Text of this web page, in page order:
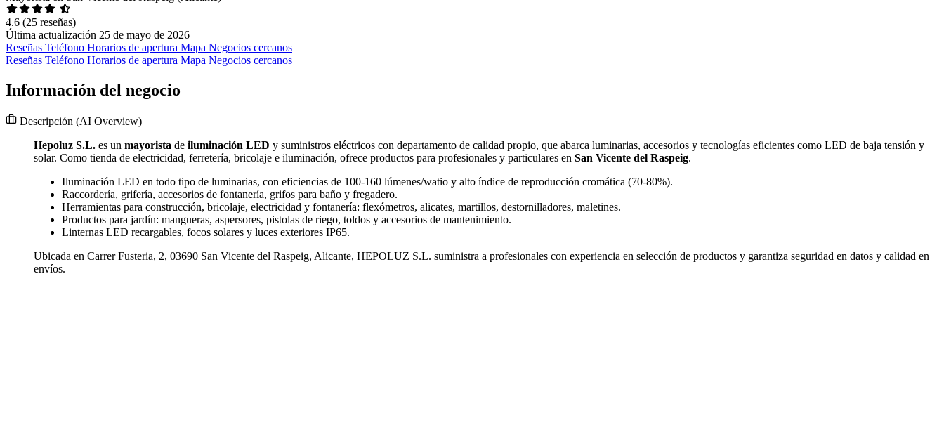
4.6 (25 reseñas)
Última actualización 25 de mayo de 2026
Reseñas Teléfono Horarios de apertura Mapa Negocios cercanos
Reseñas Teléfono Horarios de apertura Mapa Negocios cercanos
Información del negocio
Descripción (AI Overview)
Hepoluz S.L. es un mayorista de iluminación LED y suministros eléctricos con departamento de calidad propio, que abarca luminarias, accesorios y tecnologías eficientes como LED de baja tensión y
solar. Como tienda de electricidad, ferretería, bricolaje e iluminación, ofrece productos para profesionales y particulares en San Vicente del Raspeig.
Iluminación LED en todo tipo de luminarias, con eficiencias de 100-160 lúmenes/watio y alto índice de reproducción cromática (70-80%).
Raccordería, grifería, accesorios de fontanería, grifos para baño y fregadero.
Herramientas para construcción, bricolaje, electricidad y fontanería: flexómetros, alicates, martillos, destornilladores, maletines.
Productos para jardín: mangueras, aspersores, pistolas de riego, toldos y accesorios de mantenimiento.
Linternas LED recargables, focos solares y luces exteriores IP65.
Ubicada en Carrer Fusteria, 2, 03690 San Vicente del Raspeig, Alicante, HEPOLUZ S.L. suministra a profesionales con experiencia en selección de productos y garantiza seguridad en datos y calidad en
envíos.